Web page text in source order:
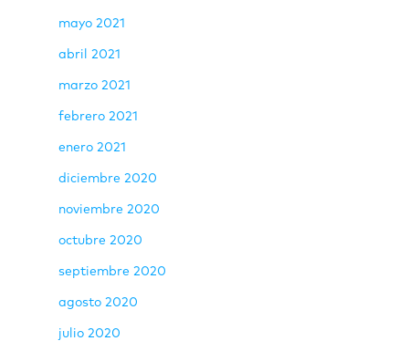
mayo 2021
abril 2021
marzo 2021
febrero 2021
enero 2021
diciembre 2020
noviembre 2020
octubre 2020
septiembre 2020
agosto 2020
julio 2020